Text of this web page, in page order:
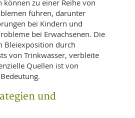
können zu einer Reihe von
führen, darunter
bei Kindern und
bei Erwachsenen. Die
Bleiexposition durch
von Trinkwasser, verbleite
Quellen ist von
und